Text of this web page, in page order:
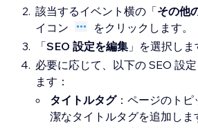
該当するイベント横の「その他
イコン
をクリックします。
「SEO 設定を編集 」を選択しま
必要に応じて、以下の SEO 設
ます：
タイトルタグ：ページのトピ
潔なタイトルタグを追加しま